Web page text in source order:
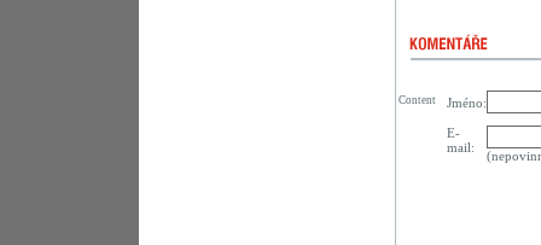
Jméno:
E-
mail:
Content